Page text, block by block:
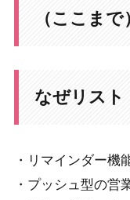
（ここまで
なぜリスト
・リマインダー機
・プッシュ型の営